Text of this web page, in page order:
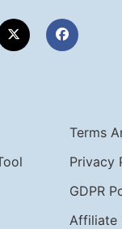
Terms
Privacy
GDPR
Affiliate